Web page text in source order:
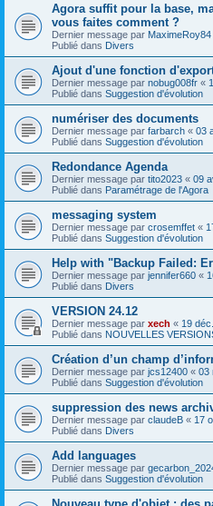
Agora suffit pour la base,
vous faites comment ?
Dernier message par MaximeRoy84
Publié dans Divers
Ajout d'une fonction
Dernier message par nobug008fr «
Publié dans Suggestion d'évolution
numériser des documents
Dernier message par farbarch « 03
Publié dans Suggestion d'évolution
Redondance Agenda
Dernier message par tito2023 « 09
Publié dans Paramétrage de l'Agora
messaging system
Dernier message par crosemffet «
Publié dans Suggestion d'évolution
Help with "Backup Failed:
Dernier message par jennifer660 «
Publié dans Divers
VERSION 24.12
Dernier message par xech « 19
Publié dans NOUVELLES
Création d’un champ
Dernier message par jcs12400 « 03
Publié dans Suggestion d'évolution
suppression des news
Dernier message par claudeB « 17
Publié dans Divers
Add languages
Dernier message par
Publié dans Suggestion d'évolution
Nouveau type d'objet : des